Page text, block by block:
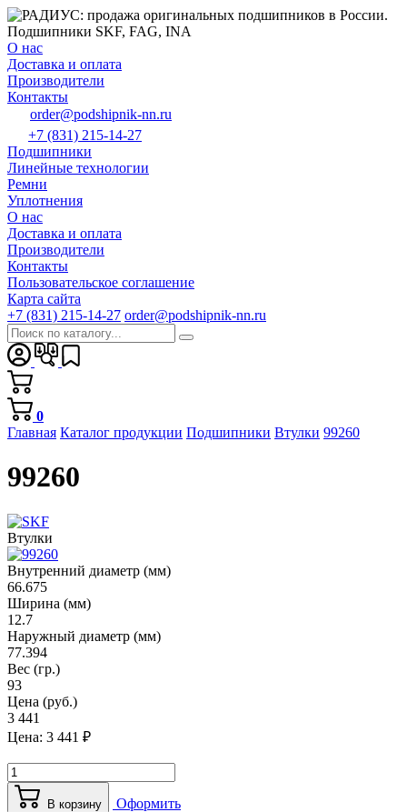
О нас
Доставка и оплата
Производители
Контакты
order@podshipnik-nn.ru
+7 (831) 215-14-27
Подшипники
Линейные технологии
Ремни
Уплотнения
О нас
Доставка и оплата
Производители
Контакты
Пользовательское соглашение
Карта сайта
+7 (831) 215-14-27 order@podshipnik-nn.ru
0
Главная Каталог продукции Подшипники Втулки 99260
99260
Втулки
Внутренний диаметр (мм)
66.675
Ширина (мм)
12.7
Наружный диаметр (мм)
77.394
Вес (гр.)
93
Цена (руб.)
3 441
Цена: 3 441 ₽
В корзину
Оформить